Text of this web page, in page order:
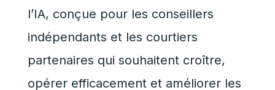
l’IA, conçue pour les conseillers
indépendants et les courtiers
partenaires qui souhaitent croître,
opérer efficacement et améliorer les